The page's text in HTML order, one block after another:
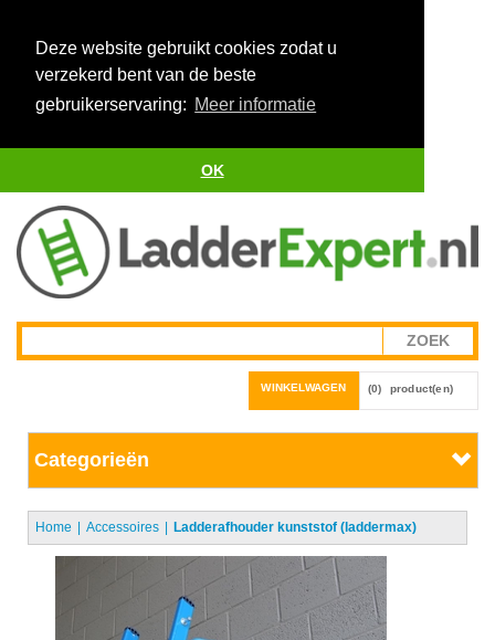
Deze website gebruikt cookies zodat u
verzekerd bent van de beste
gebruikerservaring: Meer informatie
OK
WINKELWAGEN (0) product(en)
Categorieën
Home Accessoires Ladderafhouder kunststof (laddermax)